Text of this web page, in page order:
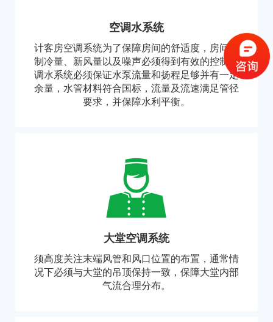
空调水系统
计客房空调系统为了保障房间的舒适度，房间的
制冷量、新风量以及噪声必须得到有效的控制空
调水系统必须保证水泵流量和扬程足够并有一定
余量，水管材料符合国标，流量及流速满足管径
要求，并保障水利平衡。
大堂空调系统
须高度关注末端风管和风口位置的布置，通常情
况下必须与大堂的吊顶保持一致，保障大堂内部
气流合理分布。